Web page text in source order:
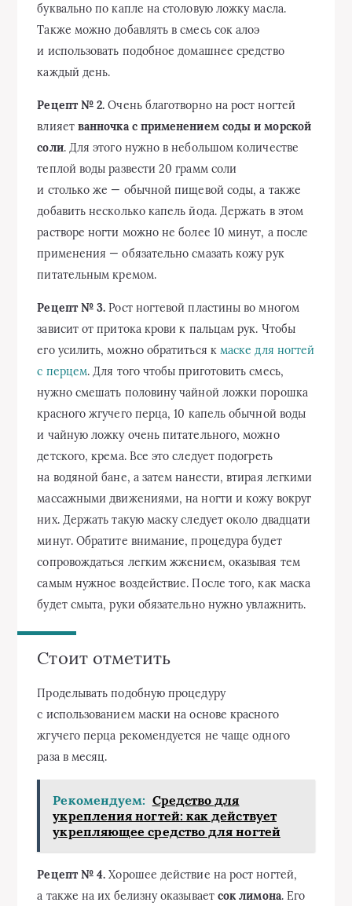
буквально по капле на столовую ложку масла.
Также можно добавлять в смесь сок алоэ
и использовать подобное домашнее средство
каждый день.
Рецепт № 2. Очень благотворно на рост ногтей
влияетванночка с применением соды и морской
соли. Для этого нужно в небольшом количестве
теплой воды развести 20 грамм соли
и столько же — обычной пищевой соды, а также
добавить несколько капель йода. Держать в этом
растворе ногти можно не более 10 минут, а после
применения — обязательно смазать кожу рук
питательным кремом.
Рецепт № 3.Рост ногтевой пластины во многом
зависит от притока крови к пальцам рук. Чтобы
его усилить, можно обратиться к маске для ногтей
с перцем. Для того чтобы приготовить смесь,
нужно смешать половину чайной ложки порошка
красного жгучего перца, 10 капель обычной воды
и чайную ложку очень питательного, можно
детского, крема. Все это следует подогреть
на водяной бане, а затем нанести, втирая легкими
массажными движениями, на ногти и кожу вокруг
них. Держать такую маску следует около двадцати
минут. Обратите внимание, процедура будет
сопровождаться легким жжением, оказывая тем
самым нужное воздействие. После того, как маска
будет смыта, руки обязательно нужно увлажнить.
Стоит отметить
Проделывать подобную процедуру
с использованием маски на основе красного
жгучего перца рекомендуется не чаще одного
раза в месяц.
Рекомендуем: Средство для
укрепления ногтей: как действует
укрепляющее средство для ногтей
Рецепт № 4. Хорошее действие на рост ногтей,
а также на их белизну оказывает сок лимона. Его